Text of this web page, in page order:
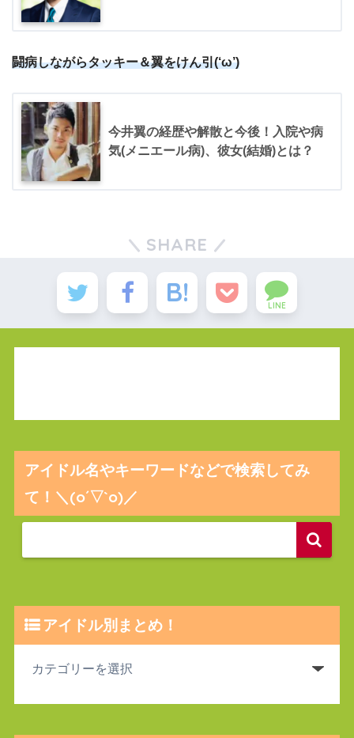
闘病しながらタッキー＆翼をけん引(‘ω’)
今井翼の経歴や解散と今後！入院や病
気(メニエール病)、彼女(結婚)とは？
SHARE
LINE
アイドル名やキーワードなどで検索してみ
て！＼(o´▽`o)／
アイドル別まとめ！